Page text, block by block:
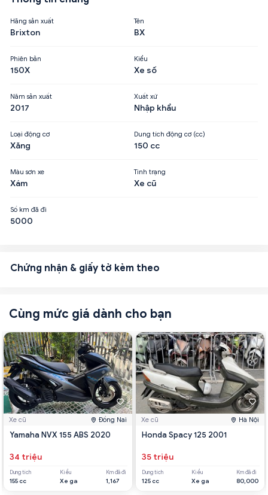
Hãng sản xuất
Brixton
Tên
BX
Phiên bản
150X
Kiểu
Xe số
Năm sản xuất
2017
Xuất xứ
Nhập khẩu
Loại động cơ
Xăng
Dung tích động cơ (cc)
150 cc
Màu sơn xe
Xám
Tình trạng
Xe cũ
Số km đã đi
5000
Chứng nhận & giấy tờ kèm theo
Cùng mức giá dành cho bạn
Xe cũ Đồng Nai
Yamaha NVX 155 ABS 2020
34 triệu
Dung tích
155 cc
Kiểu
Xe ga
Km đã đi
1,167
Xe cũ Hà Nội
Honda Spacy 125 2001
35 triệu
Dung tích
125 cc
Kiểu
Xe ga
Km đã đi
80,000